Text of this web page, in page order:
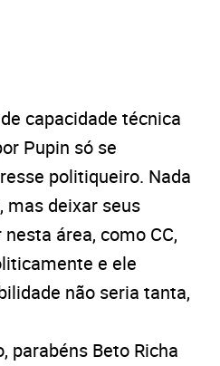
capacidade técnica
Pupin só se
politiqueiro. Nada
mas deixar seus
área, como CC,
e ele
não seria tanta,
parabéns Beto Richa